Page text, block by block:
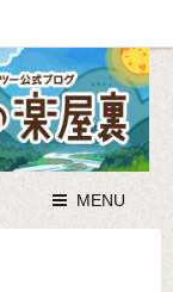
MENU